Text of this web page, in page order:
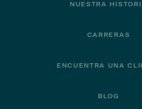
NUESTRA
CARRERAS
ENCUENTRA UNA
BLOG